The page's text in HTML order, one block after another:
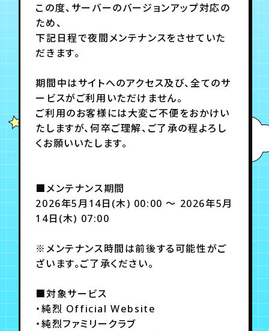
年会員制ファンクラブ
チケット
TICKET
お知らせ
FC NEWS
ムービー
MOVIE
月会員制ファンクラブ
会員登録
この度、サーバーのバージョンアップ対応の
ため、
下記日程で夜間メンテナンスをさせていた
だきます。
期間中はサイトへのアクセス及び、全てのサ
ービスがご利用いただけません。
ご利用のお客様には大変ご不便をおかけい
たしますが、何卒ご理解、ご了承の程よろし
くお願いいたします。
■メンテナンス期間
2026年5月14日(木) 00:00 ～ 2026年5月
14日(木) 07:00
※メンテナンス時間は前後する可能性がご
ざいます。ご了承ください。
■対象サービス
・純烈 Official Website
・純烈ファミリークラブ